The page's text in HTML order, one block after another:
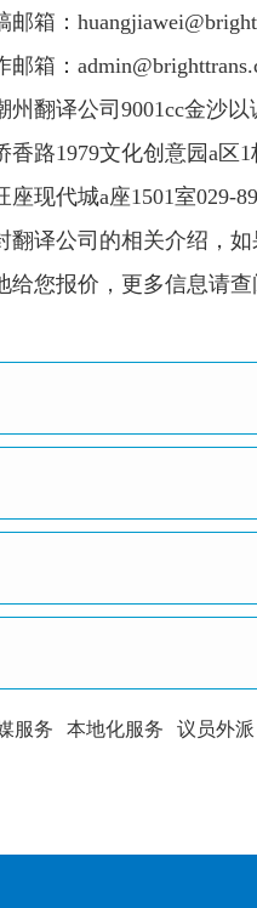
箱：
箱：
翻译公司9001cc金沙以
路1979文化创意园a区1
现代城a座1501室029-
翻译公司的相关介绍，
您报价，更多信息请
服务 本地化服务 议员外派